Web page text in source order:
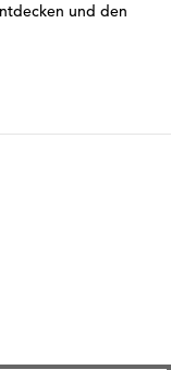
und den